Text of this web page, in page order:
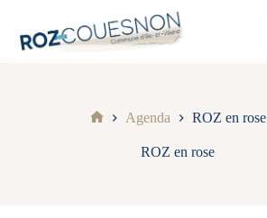
Agenda ROZ en rose
ROZ en rose